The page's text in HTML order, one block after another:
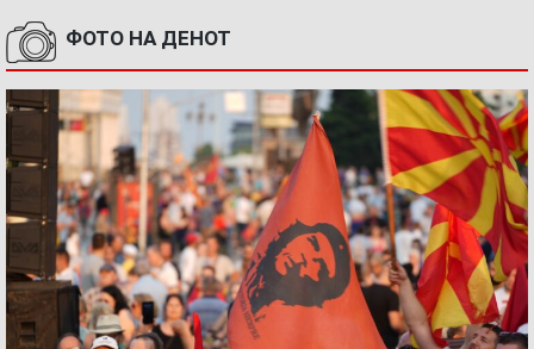
ФОТО НА ДЕНОТ